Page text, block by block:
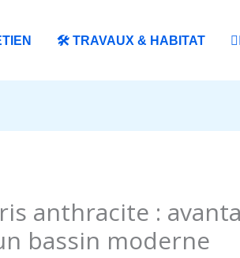
🛠️ TRAVAUX & HABITAT
anthracite :
bassin moderne